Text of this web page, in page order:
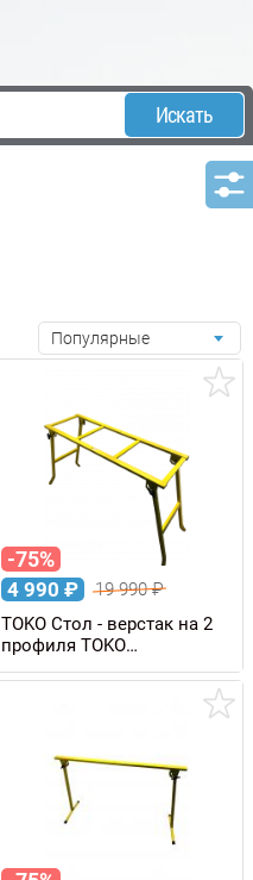
Искать
Популярные
-75%
4 990 ₽ 19 990₽
TOKO Стол - верстак на 2
профиля TOKO
WORKBENCH 110 х 50 см,
уценка